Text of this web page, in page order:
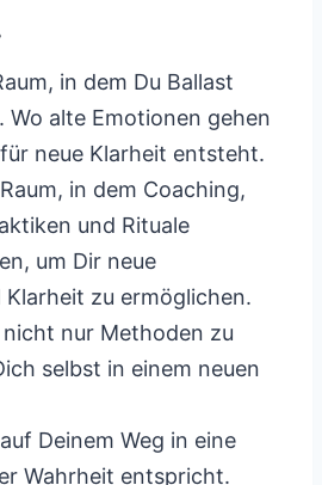
in dem Du Ballast
alte Emotionen gehen
neue Klarheit entsteht.
in dem Coaching,
und Rituale
um Dir neue
zu ermöglichen.
nur Methoden zu
selbst in einem neuen
Deinem Weg in eine
Wahrheit entspricht.